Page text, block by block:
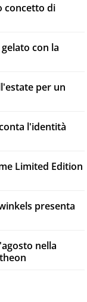
concetto di
con la
per un
l'identità
Limited Edition
presenta
nella